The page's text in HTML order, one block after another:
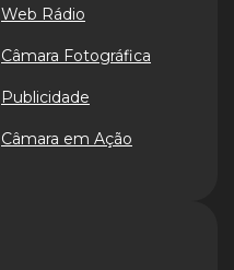
Web Rádio
Câmara Fotográfica
Publicidade
Câmara em Ação